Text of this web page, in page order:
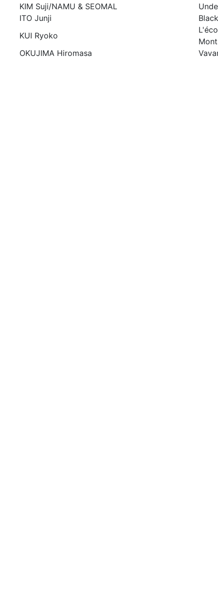
KIM Suji/NAMU & SEOMAL
ITO Junji
KUI Ryoko
OKUJIMA Hiromasa